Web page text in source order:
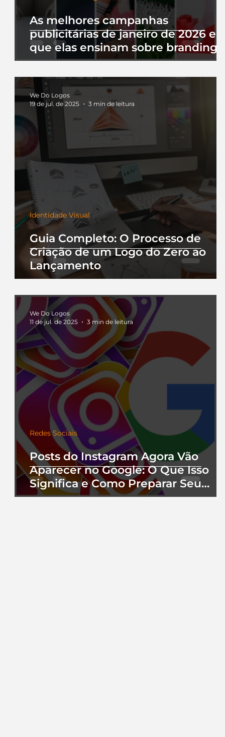
As melhores campanhas
publicitárias de janeiro de 2026 e
que elas ensinam sobre branding
Guia Completo: O Processo de
Criação de um Logo do Zero ao
Lançamento
Identidade Visual
We Do Logos
19 de jul. de 2025
3 min de leitura
Posts do Instagram Agora Vão
Aparecer no Google: O Que Isso
Significa e Como Preparar Seu
Perfil
Redes Sociais
We Do Logos
11 de jul. de 2025
3 min de leitura